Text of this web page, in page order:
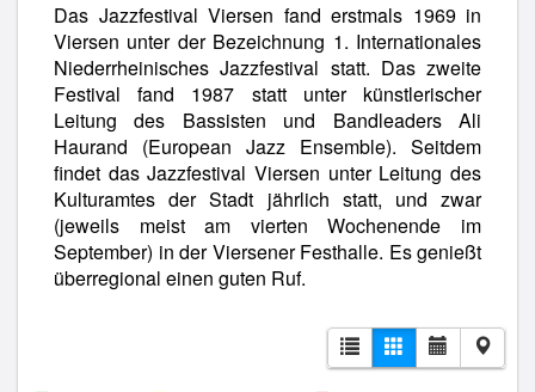
Das Jazzfestival Viersen fand erstmals 1969 in
Viersen unter der Bezeichnung 1. Internationales
Niederrheinisches Jazzfestival statt. Das zweite
Festival fand 1987 statt unter künstlerischer
Leitung des Bassisten und Bandleaders Ali
Haurand (European Jazz Ensemble). Seitdem
findet das Jazzfestival Viersen unter Leitung des
Kulturamtes der Stadt jährlich statt, und zwar
(jeweils meist am vierten Wochenende im
September) in der Viersener Festhalle. Es genießt
überregional einen guten Ruf.